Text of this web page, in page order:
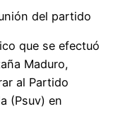
del partido
que se efectuó
Maduro,
al Partido
(Psuv) en